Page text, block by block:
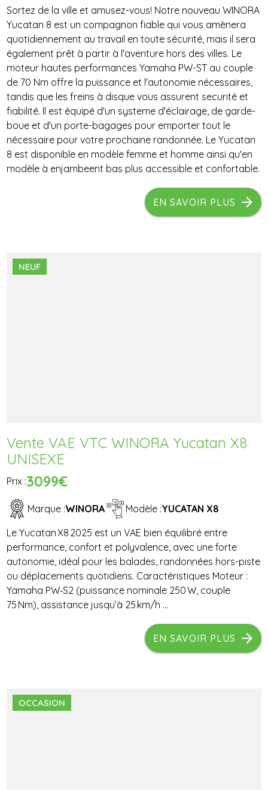
Sortez de la ville et amusez-vous! Notre nouveau WINORA
Yucatan 8 est un compagnon fiable qui vous amènera
quotidiennement au travail en toute sécurité, mais il sera
également prêt à partir à l'aventure hors des villes. Le
moteur hautes performances Yamaha PW-ST au couple
de 70 Nm offre la puissance et l'autonomie nécessaires,
tandis que les freins à disque vous assurent securité et
fiabilité. Il est équipé d'un systeme d'éclairage, de garde-
boue et d'un porte-bagages pour emporter tout le
nécessaire pour votre prochaine randonnée. Le Yucatan
8 est disponible en modèle femme et homme ainsi qu'en
modèle à enjambeent bas plus accessible et confortable.
EN SAVOIR PLUS
NEUF
Vente VAE VTC WINORA Yucatan X8
UNISEXE
Prix :3099€
Marque :WINORA Modèle :YUCATAN X8
Le Yucatan X8 2025 est un VAE bien équilibré entre
performance, confort et polyvalence, avec une forte
autonomie, idéal pour les balades, randonnées hors-piste
ou déplacements quotidiens. Caractéristiques Moteur :
Yamaha PW‑S2 (puissance nominale 250 W, couple
75 Nm), assistance jusqu’à 25 km/h ...
EN SAVOIR PLUS
OCCASION